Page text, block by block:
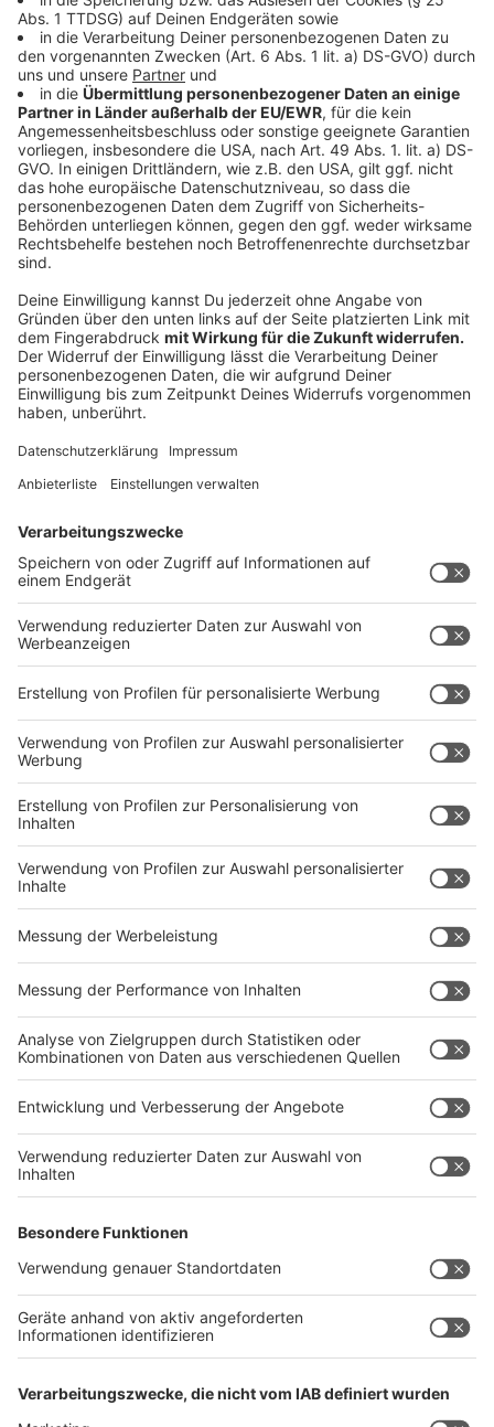
Gegen wen möchtet ihr antreten? Teilt den Link
zu unserer Website mit euren Freunden oder mit
eurer Familie. Oder wie wäre es sogar mit einer 3-
er Gruppe? Alles ist möglich!
Sobald feststeht, wer alles mitputzen möchte,
beginnt ihr mit dem Ideensammeln für die Gewinne.
Wer den ersten Bingo hat, gewinnt beispielsweise
beim nächsten Kaffeetrinke eingeladen zu werden,
wer den zweiten hat, bekommt Hilfe bei einem
Frühjahrsputz-To-do seiner Wahl, wer den dritten
Bingo hat, gewinnt ein frisches, selbstgekochtes
Abendessen bei seiner Freundin/Familie usw. Ihr könnt
eurer Kreativität freien Lauf lassen. Bedenkt jedoch,
dass je nachdem wie schnell der erste Spieler sein
9 eventuell gar nicht zustande kommen. Also setzt
eure besten Ideen an den Anfang und die allergrößte
Alternativ könnt ihr natürlich gerne auch allein
spielen und euch für jede erledigte Bingo-Reihe
eine persönliche Belohnung ausdenken.
Anzeige
Putz-Bingo: PDF zum downloaden
Anzeige
downloaden!
Anzeige
© K.C. | AdobeStock_107156195
Der Winter ist vorbei - es ist wieder Zeit für den
jährlichen Frühjahrsputz!
Wir wünschen euch dieses Jahr ganz viel
Motivation und Freude beim Frühjahrsputz(-
Bingo)!